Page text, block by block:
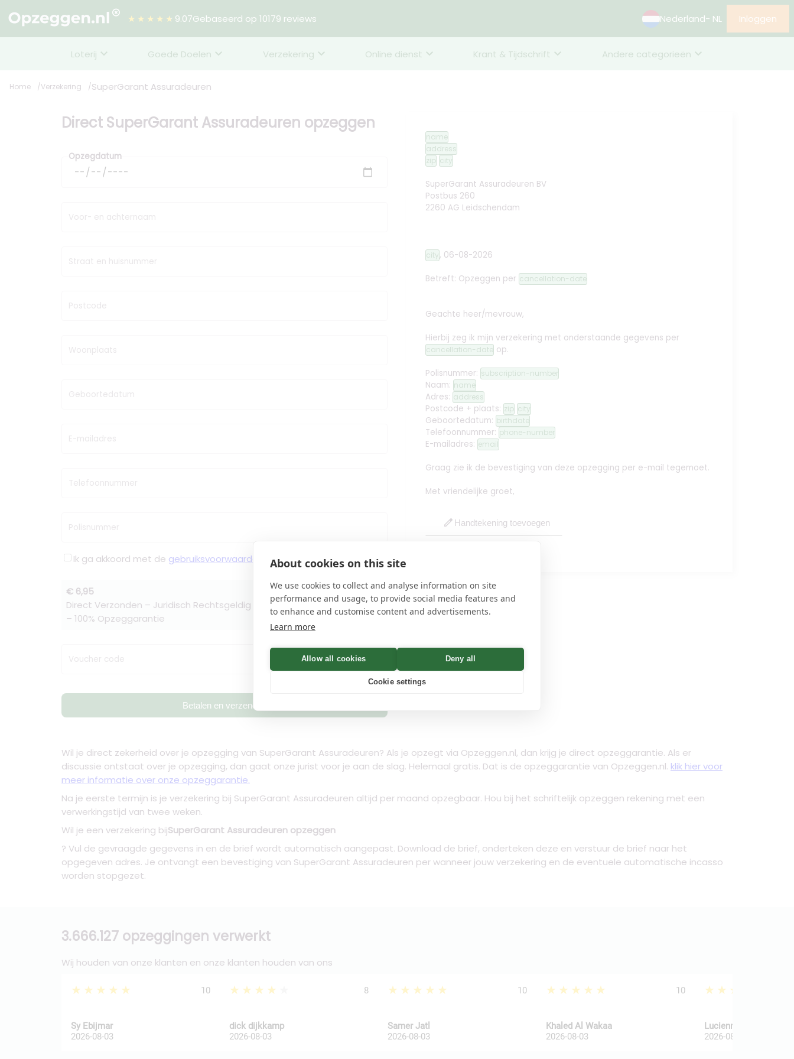
About cookies on this site
We use cookies to collect and analyse information on site
performance and usage, to provide social media features and
to enhance and customise content and advertisements.
Learn more
Allow all cookies Deny all
Cookie settings
★★★★★ 9.07Gebaseerd op 10179 reviews Nederland- NL Inloggen
Loterij Goede Doelen Verzekering Online dienst Krant & Tijdschrift Andere categorieën
Home Verzekering SuperGarant Assuradeuren
Direct SuperGarant Assuradeuren opzeggen
Opzegdatum
Voor- en achternaam
Straat en huisnummer
Postcode
Woonplaats
Geboortedatum
E-mailadres
Telefoonnummer
Polisnummer
Ik ga akkoord met de gebruiksvoorwaarden enprivacyvoorwaarden
€ 6,95
Direct Verzonden – Juridisch Rechtsgeldig – Bevestiging binnen Minuten
– 100% Opzeggarantie
Voucher code Controleren
Betalen en verzenden
name
address
zip city
SuperGarant Assuradeuren BV
Postbus 260
2260 AG Leidschendam
city, 06-08-2026
Betreft: Opzeggen per cancellation-date
Geachte heer/mevrouw,
Hierbij zeg ik mijn verzekering met onderstaande gegevens per
cancellation-date op.
Polisnummer: subscription-number
Naam: name
Adres: address
Postcode + plaats: zip city
Geboortedatum: birthdate
Telefoonnummer: phone-number
E-mailadres: email
Graag zie ik de bevestiging van deze opzegging per e-mail tegemoet.
Met vriendelijke groet,
edit Handtekening toevoegen
Wil je direct zekerheid over je opzegging van SuperGarant Assuradeuren? Als je opzegt via Opzeggen.nl, dan krijg je direct opzeggarantie. Als er
discussie ontstaat over je opzegging, dan gaat onze jurist voor je aan de slag. Helemaal gratis. Dat is de opzeggarantie van Opzeggen.nl. klik hier voor
meer informatie over onze opzeggarantie.
Na je eerste termijn is je verzekering bij SuperGarant Assuradeuren altijd per maand opzegbaar. Hou bij het schriftelijk opzeggen rekening met een
verwerkingstijd van twee weken.
Wil je een verzekering bijSuperGarant Assuradeuren opzeggen
? Vul de gevraagde gegevens in en de brief wordt automatisch aangepast. Download de brief, onderteken deze en verstuur de brief naar het
opgegeven adres. Je ontvangt een bevestiging van SuperGarant Assuradeuren per wanneer jouw verzekering en de eventuele automatische incasso
worden stopgezet.
3.666.127 opzeggingen verwerkt
Wij houden van onze klanten en onze klanten houden van ons
★★★★★ 10
Sy Ebijmar
2026-08-03
★★★★★ 8
dick dijkkamp
2026-08-03
★★★★★ 10
Samer Jatl
2026-08-03
★★★★★ 10
Khaled Al Wakaa
2026-08-03
★★★★★
Lucienne Van De Haar
2026-08-03